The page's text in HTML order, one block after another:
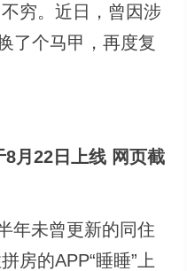
穷。近日，曾因涉
了个马甲，再度复
月22日上线 网页截
未曾更新的同住
房的APP“睡睡”上